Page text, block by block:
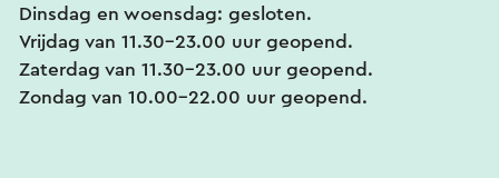
Dinsdag en woensdag: gesloten.
Vrijdag van 11.30-23.00 uur geopend.
Zaterdag van 11.30-23.00 uur geopend.
Zondag van 10.00-22.00 uur geopend.